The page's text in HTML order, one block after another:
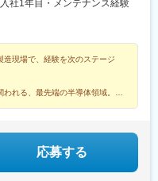
社1年目・メンテナンス経験
現場で、経験を次のステージ
れる、最先端の半導体領域。
応募する